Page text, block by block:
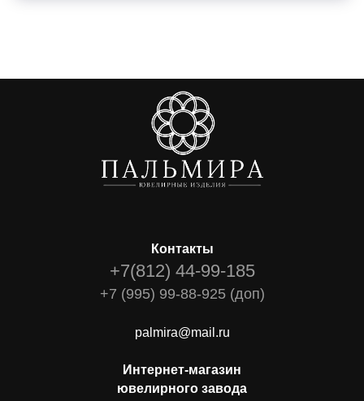
Контакты
+7(812) 44-99-185
+7 (995) 99-88-925 (доп)
palmira@mail.ru
Интернет-магазин
ювелирного завода